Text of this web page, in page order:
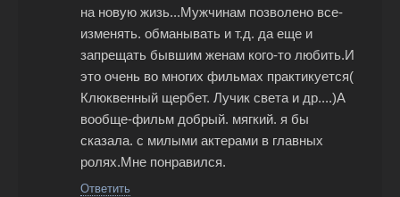
на новую жизь...Мужчинам позволено все-
изменять. обманывать и т.д. да еще и
запрещать бывшим женам кого-то любить.И
это очень во многих фильмах практикуется(
Клюквенный щербет. Лучик света и др....)А
вообще-фильм добрый. мягкий. я бы
сказала. с милыми актерами в главных
ролях.Мне понравился.
Ответить